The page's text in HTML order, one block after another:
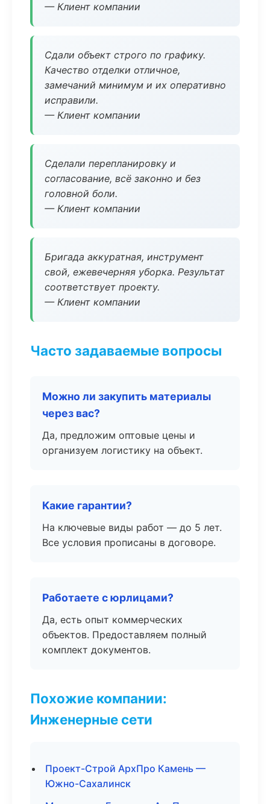
— Клиент компании
Сдали объект строго по графику.
Качество отделки отличное,
замечаний минимум и их оперативно
исправили.
— Клиент компании
Сделали перепланировку и
согласование, всё законно и без
головной боли.
— Клиент компании
Бригада аккуратная, инструмент
свой, ежевечерняя уборка. Результат
соответствует проекту.
— Клиент компании
Часто задаваемые вопросы
Можно ли закупить материалы
через вас?
Да, предложим оптовые цены и
организуем логистику на объект.
Какие гарантии?
На ключевые виды работ — до 5 лет.
Все условия прописаны в договоре.
Работаете с юрлицами?
Да, есть опыт коммерческих
объектов. Предоставляем полный
комплект документов.
Похожие компании:
Инженерные сети
Проект-Строй АрхПро Камень —
Южно-Сахалинск